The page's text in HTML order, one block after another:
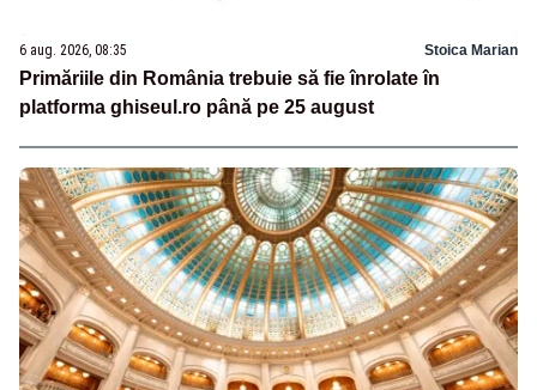
6 aug. 2026, 08:35 Stoica Marian
Primăriile din România trebuie să fie înrolate în
platforma ghiseul.ro până pe 25 august